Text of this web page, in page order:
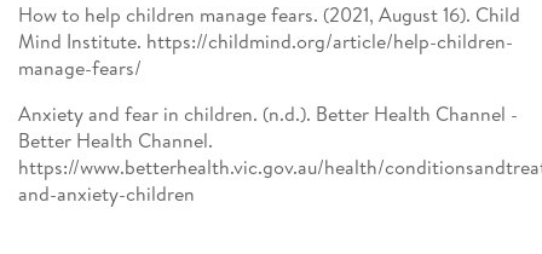
How to help children manage fears. (2021, August 16). Child
Mind Institute. https://childmind.org/article/help-children-
manage-fears/
Anxiety and fear in children. (n.d.). Better Health Channel -
Better Health Channel.
https://www.betterhealth.vic.gov.au/health/
and-anxiety-children